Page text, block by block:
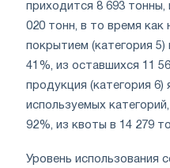
приходится 8 693 тонны,
020 тонн, в то время как
покрытием (категория 5)
41%, из оставшихся 11
продукция (категория 6)
используемых
92%, из квоты в 14 279
Уровень использования